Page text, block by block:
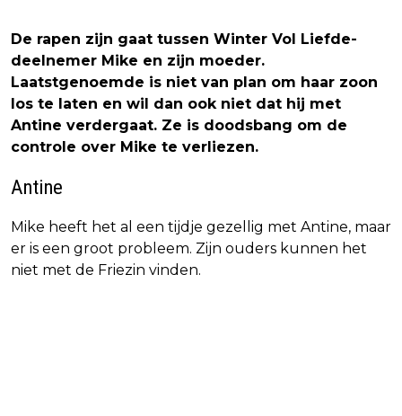
De rapen zijn gaat tussen Winter Vol Liefde-
deelnemer Mike en zijn moeder.
Laatstgenoemde is niet van plan om haar zoon
los te laten en wil dan ook niet dat hij met
Antine verdergaat. Ze is doodsbang om de
controle over Mike te verliezen.
Antine
Mike heeft het al een tijdje gezellig met Antine, maar
er is een groot probleem. Zijn ouders kunnen het
niet met de Friezin vinden.